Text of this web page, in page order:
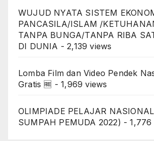
WUJUD NYATA SISTEM
PANCASILA/ISLAM /
TANPA BUNGA/TANPA RIBA
DI DUNIA - 2,139 views
Lomba Film dan Video Pendek
Gratis 🆓 - 1,969 views
OLIMPIADE PELAJAR
SUMPAH PEMUDA 2022) - 1,776